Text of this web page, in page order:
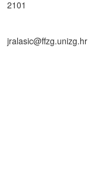
2101
jralasic@ffzg.unizg.hr